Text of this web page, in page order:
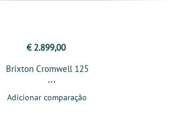
€ 2.899,00
Brixton Cromwell 125
Adicionar comparação